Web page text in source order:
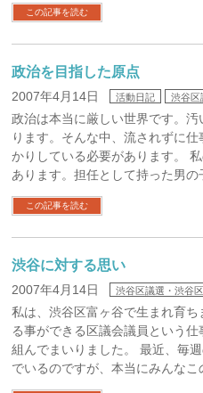
この記事を読む
政治を目指した原点
2007年4月14日 活動日記 渋谷区
政治は本当に厳しい世界です。
ります。そんな中、流されずに
かりしている必要があります。
あります。担任として持った男の
この記事を読む
渋谷に対する思い
2007年4月14日 渋谷区議選・渋谷
私は、渋谷区富ヶ谷で生まれ育
る事ができる区議会議員という
組んでまいりました。 最近、毎
でいるのですが、本当にみんなこ